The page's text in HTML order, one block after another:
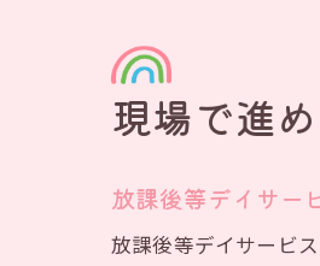
現場で進
放課後等デイサー
放課後等デイサービ